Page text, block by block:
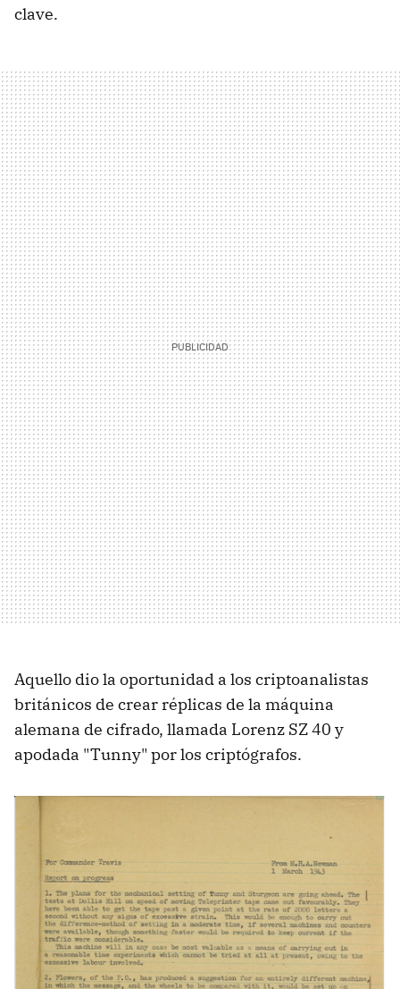
clave.
Aquello dio la oportunidad a los criptoanalistas
británicos de crear réplicas de la máquina
alemana de cifrado, llamada Lorenz SZ 40 y
apodada "Tunny" por los criptógrafos.